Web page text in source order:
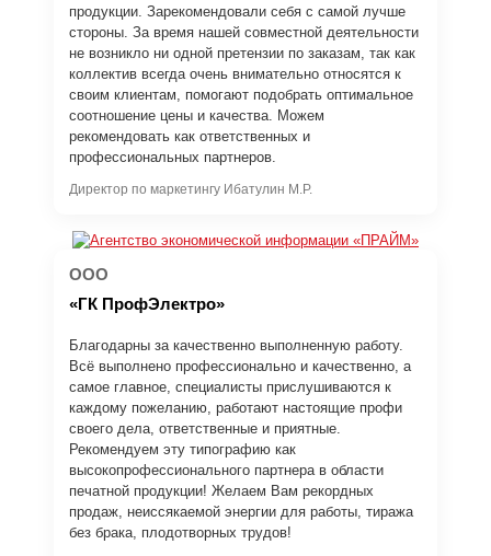
продукции. Зарекомендовали себя с самой лучше
стороны. За время нашей совместной деятельности
не возникло ни одной претензии по заказам, так как
коллектив всегда очень внимательно относятся к
своим клиентам, помогают подобрать оптимальное
соотношение цены и качества. Можем
рекомендовать как ответственных и
профессиональных партнеров.
Директор по маркетингу Ибатулин М.Р.
ООО
«ГК ПрофЭлектро»
Благодарны за качественно выполненную работу.
Всё выполнено профессионально и качественно, а
самое главное, специалисты прислушиваются к
каждому пожеланию, работают настоящие профи
своего дела, ответственные и приятные.
Рекомендуем эту типографию как
высокопрофессионального партнера в области
печатной продукции! Желаем Вам рекордных
продаж, неиссякаемой энергии для работы, тиража
без брака, плодотворных трудов!